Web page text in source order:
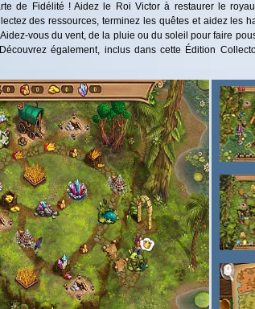
de Fidélité ! Aidez le Roi Victor à restaurer le
des ressources, terminez les quêtes et aidez les
vous du vent, de la pluie ou du soleil pour faire
également, inclus dans cette Édition